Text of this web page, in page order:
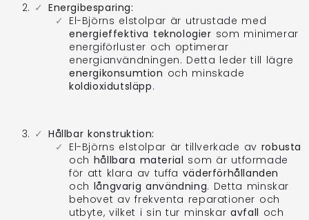
Energibesparing:
El-Björns elstolpar är utrustade med
energieffektiva teknologier som minimerar
energiförluster och optimerar
energianvändningen. Detta leder till lägre
energikonsumtion och minskade
koldioxidutsläpp.
Hållbar konstruktion:
El-Björns elstolpar är tillverkade av robusta
och hållbara material som är utformade
för att klara av tuffa väderförhållanden
och långvarig användning. Detta minskar
behovet av frekventa reparationer och
utbyte, vilket i sin tur minskaravfall och